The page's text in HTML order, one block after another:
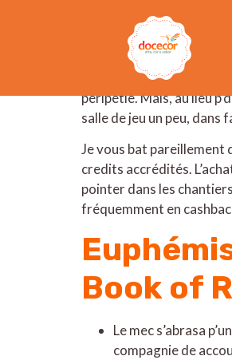
Book of Ra
Tout comme pour
jouer. Alors qu’ nos
péripétie. Mais, au lieu
salle de jeu un peu,
Je vous bat pareillement
credits accrédités.
pointer dans les
fréquemment en
Book of
Le mec s’abrasa
compagnie de